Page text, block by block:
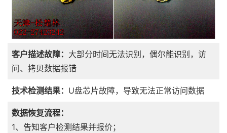
客户描述故障： 大部分时间无法识别，偶尔能识别，访
问、拷贝数据报错
技术检测结果： U盘芯片故障，导致无法正常访问数据
数据恢复流程：
1、告知客户检测结果并报价；